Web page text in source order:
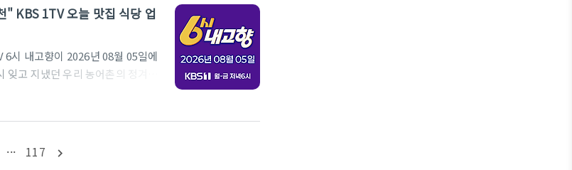
께 소개해 드리겠습니다.방송 시
KBS 1TV 오늘 맛집 식당 업
시 내고향이 2026년 08월 05일에
고 지냈던 우리 농어촌의 정겨운
한민국 구석구석 숨겨진 보물 같
운 정보들이 우리를 기다리고 있
..
··· 117 navigate_next